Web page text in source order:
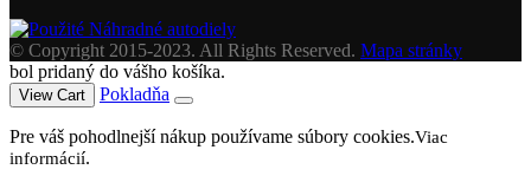
© Copyright 2015-2023. All Rights Reserved. Mapa stránky
bol pridaný do vášho košíka.
View Cart Pokladňa
Pre váš pohodlnejší nákup používame súbory cookies.Viac
informácií.